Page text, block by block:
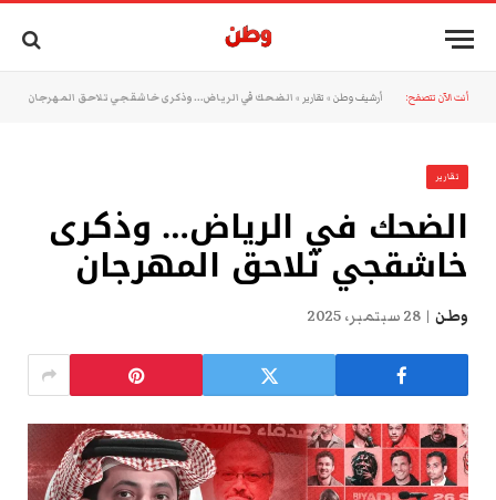
أنت الآن تتصفح: أرشيف وطن » تقارير » الضحك في الرياض… وذكرى خاشقجي تلاحق المهرجان
تقارير
الضحك في الرياض… وذكرى
خاشقجي تلاحق المهرجان
وطن 28 سبتمبر، 2025